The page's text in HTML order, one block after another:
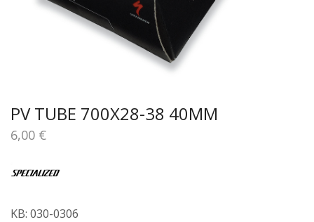
PV TUBE 700X28-38 40MM
6,00 €
KB: 030-0306